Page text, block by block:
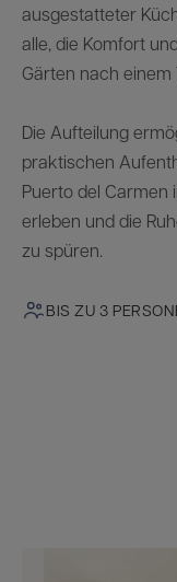
ausgestatteter
alle, die Komfort
Gärten nach einem
Die Aufteilung
praktischen
Puerto del Carmen
erleben und die
zu spüren.
BIS ZU 3